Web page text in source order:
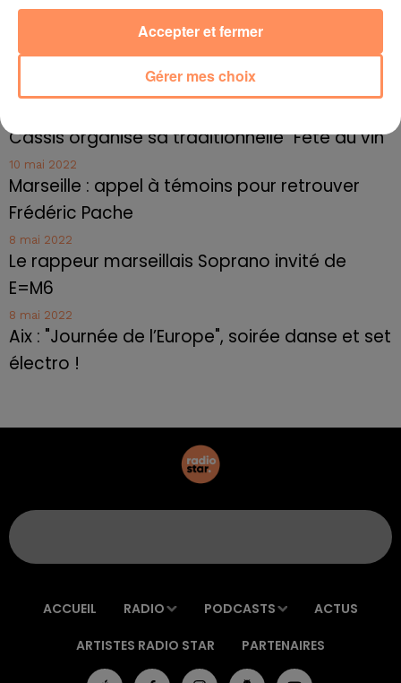
Le cocholed pour jouer à la pétanque
jusqu'au bout de la nuit !
Toulon : des quais électrifiés pour 2023 !
Cassis organise sa traditionnelle "Fête du vin"
10 mai 2022
Marseille : appel à témoins pour retrouver
Frédéric Pache
8 mai 2022
Le rappeur marseillais Soprano invité de
E=M6
8 mai 2022
Aix : "Journée de l’Europe", soirée danse et set
électro !
ACCUEIL RADIO PODCASTS ACTUS
ARTISTES RADIO STAR PARTENAIRES
Gérer mes choix
Accepter et fermer